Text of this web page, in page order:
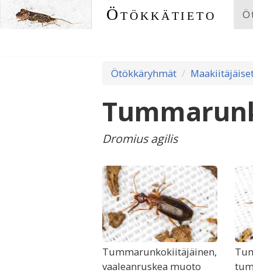
Ötökkätieto
Ötökkäryhmät
Dromius agilis
Tummarunkokiitäjäinen,
vaaleanruskea muoto